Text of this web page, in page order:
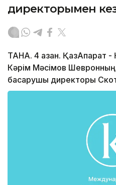
директорымен
ТАНА. 4 қазан. ҚазАқпарат
Кәрім Мәсімов Шевронның
басқарушы директоры